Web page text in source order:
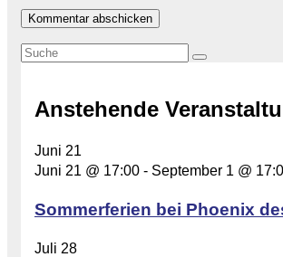
Anstehende
Juni 21
Juni 21 @ 17:00 - September 1 @
Sommerferien bei Phoenix
Juli 28